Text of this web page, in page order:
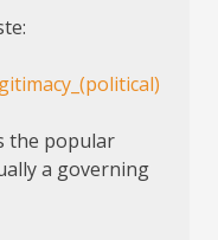
the popular
a governing